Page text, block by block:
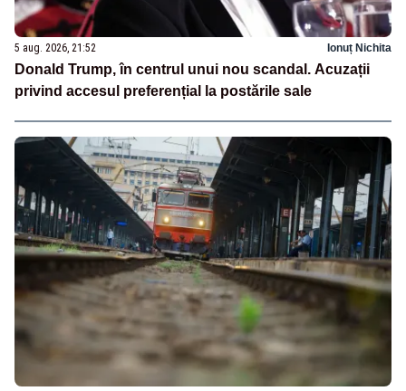
5 aug. 2026, 21:52 Ionuț Nichita
Donald Trump, în centrul unui nou scandal. Acuzații
privind accesul preferențial la postările sale